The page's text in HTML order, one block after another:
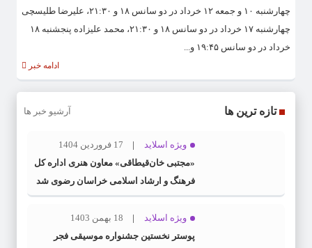
چهارشنبه ۱۰ و جمعه ۱۲ خرداد در دو سانس ۱۸ و ۲۱:۳۰، علیرضا طلیسچی
چهارشنبه ۱۷ خرداد در دو سانس ۱۸ و ۲۱:۳۰، محمد علیزاده پنجشنبه ۱۸
خرداد در دو سانس ۱۹:۴۵ و...
ادامه خبر
تازه ترین ها آرشیو خبر ها
ویژه اسلاید
17 فروردین 1404
«مجتبی خان‌قیطاقی» معاون هنری اداره کل
فرهنگ و ارشاد اسلامی خراسان رضوی شد
ویژه اسلاید
18 بهمن 1403
پوستر نخستین جشنواره موسیقی فجر